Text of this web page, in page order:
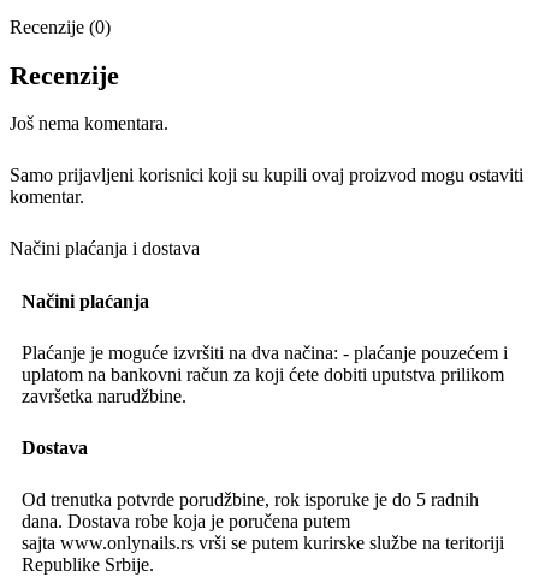
Recenzije (0)
Recenzije
Još nema komentara.
Samo prijavljeni korisnici koji su kupili ovaj proizvod mogu ostaviti
komentar.
Načini plaćanja i dostava
Načini plaćanja
Plaćanje je moguće izvršiti na dva načina: - plaćanje pouzećem i
uplatom na bankovni račun za koji ćete dobiti uputstva prilikom
završetka narudžbine.
Dostava
Od trenutka potvrde porudžbine, rok isporuke je do 5 radnih
dana. Dostava robe koja je poručena putem
sajta www.onlynails.rs vrši se putem kurirske službe na teritoriji
Republike Srbije.